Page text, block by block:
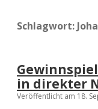
Schlagwort:
in direkter
Veröffentlicht am 18.